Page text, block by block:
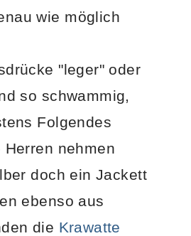
wie möglich
"leger" oder
so schwammig,
Folgendes
Herren nehmen
doch ein Jackett
ebenso aus
die Krawatte